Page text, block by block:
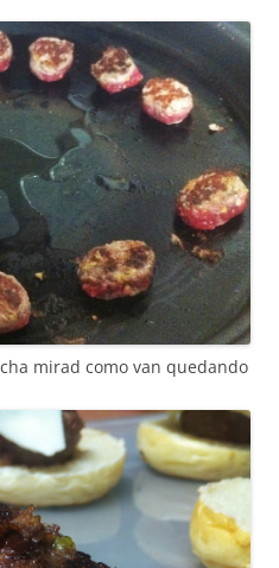
mirad como van quedando